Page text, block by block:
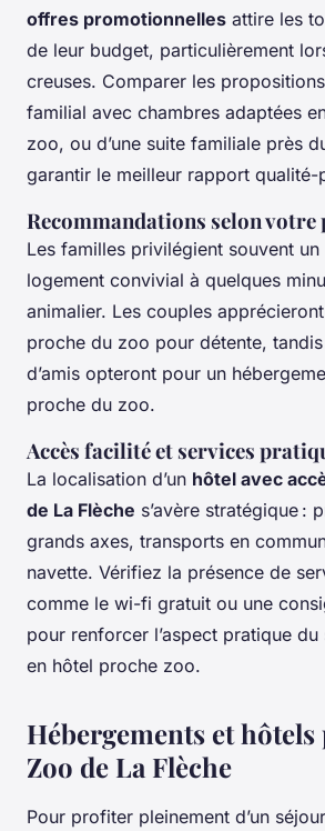
offres promotionnelles attire les
de leur budget, particulièrement
creuses. Comparer les propositions
familial avec chambres adaptées
zoo, ou d’une suite familiale près
garantir le meilleur rapport qualité-
Recommandations selon
Les familles privilégient souvent un
logement convivial à quelques
animalier. Les couples
proche du zoo pour détente,
d’amis opteront pour un
proche du zoo.
Accès facilité et services
La localisation d’un hôtel avec
de La Flèche s’avère stratégique :
grands axes, transports en
navette. Vérifiez la présence de
comme le wi-fi gratuit ou une
pour renforcer l’aspect pratique
en hôtel proche zoo.
Hébergements et hôtels
Zoo de La Flèche
Pour profiter pleinement d’un